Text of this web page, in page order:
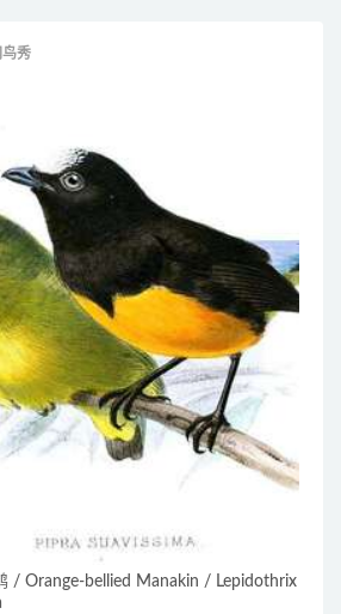
秀
/ Orange-bellied Manakin / Lepidothrix